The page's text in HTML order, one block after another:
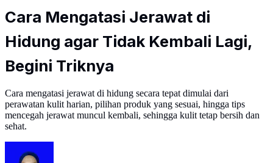
Cara Mengatasi Jerawat di
Hidung agar Tidak Kembali Lagi,
Begini Triknya
Cara mengatasi jerawat di hidung secara tepat dimulai dari
perawatan kulit harian, pilihan produk yang sesuai, hingga tips
mencegah jerawat muncul kembali, sehingga kulit tetap bersih dan
sehat.